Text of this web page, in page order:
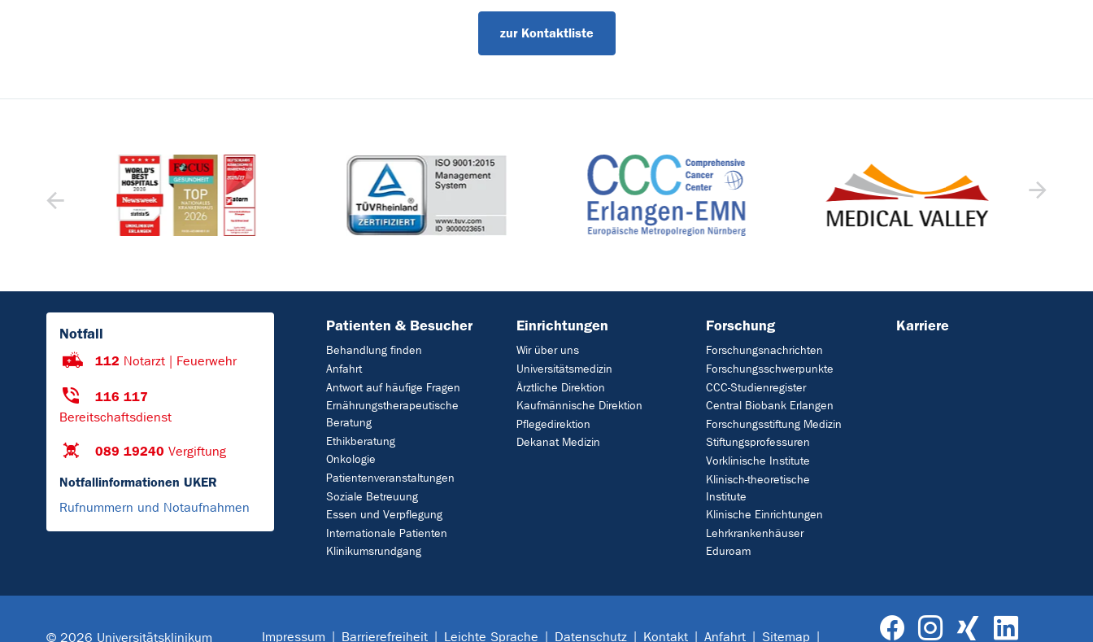
zur Kontaktliste
Notfall
112 Notarzt | Feuerwehr
116 117
Bereitschaftsdienst
089 19240 Vergiftung
Notfallinformationen UKER
Rufnummern und Notaufnahmen
Patienten & Besucher
Behandlung finden
Anfahrt
Antwort auf häufige Fragen
Ernährungstherapeutische
Beratung
Ethikberatung
Onkologie
Patientenveranstaltungen
Soziale Betreuung
Essen und Verpflegung
Internationale Patienten
Klinikumsrundgang
Einrichtungen
Wir über uns
Universitätsmedizin
Ärztliche Direktion
Kaufmännische Direktion
Pflegedirektion
Dekanat Medizin
Forschung
Forschungsnachrichten
Forschungsschwerpunkte
CCC-Studienregister
Central Biobank Erlangen
Forschungsstiftung Medizin
Stiftungsprofessuren
Vorklinische Institute
Klinisch-theoretische
Institute
Klinische Einrichtungen
Lehrkrankenhäuser
Eduroam
Karriere
© 2026 Universitätsklinikum Impressum Barrierefreiheit Leichte Sprache Datenschutz Kontakt Anfahrt Sitemap